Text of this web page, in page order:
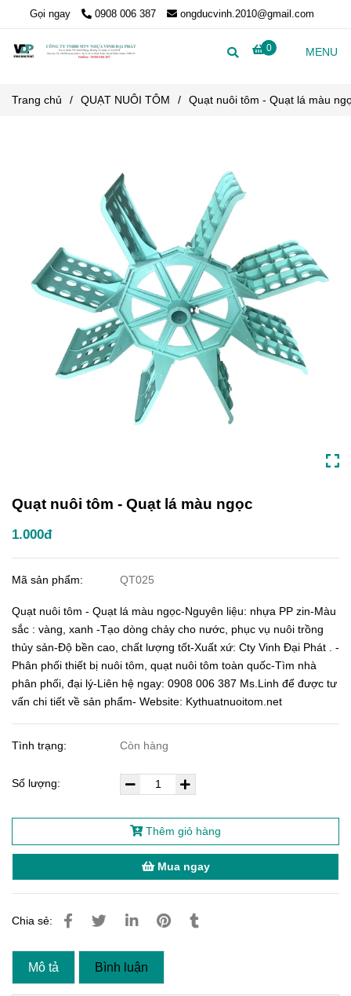
Gọi ngay 0908 006 387 ongducvinh.2010@gmail.com
0 MENU
Trang chủ / QUẠT NUÔI TÔM / Quạt nuôi tôm - Quạt lá màu
Quạt nuôi tôm - Quạt lá màu ngọc
1.000đ
Mã sản phẩm: QT025
Quạt nuôi tôm - Quạt lá màu ngọc-Nguyên liệu: nhựa PP zin-Màu
sắc : vàng, xanh -Tạo dòng chảy cho nước, phục vụ nuôi trồng
thủy sản-Độ bền cao, chất lượng tốt-Xuất xứ: Cty Vinh Đại Phát . -
Phân phối thiết bị nuôi tôm, quạt nuôi tôm toàn quốc-Tìm nhà
phân phối, đại lý-Liên hệ ngay: 0908 006 387 Ms.Linh để được tư
vấn chi tiết về sản phẩm- Website: Kythuatnuoitom.net
Tình trạng: Còn hàng
Số lượng:
Thêm giỏ hàng
Mua ngay
Chia sẻ:
Mô tả Bình luận